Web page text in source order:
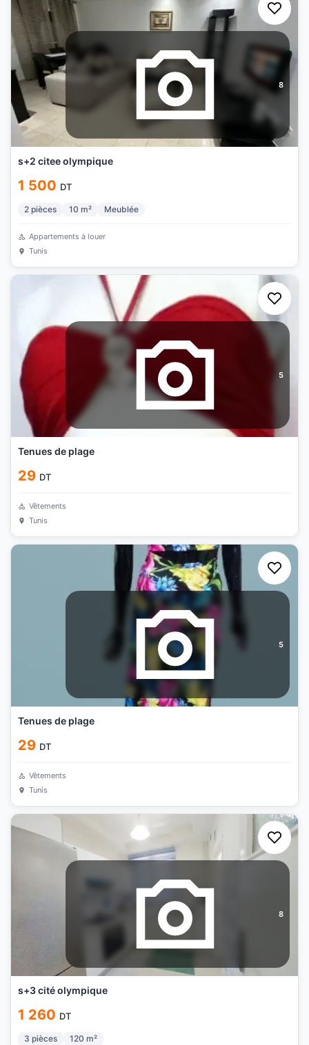
8
s+2 citee olympique
1 500 DT
2 pièces 10 m² Meublée
Appartements à louer
Tunis
5
Tenues de plage
29 DT
Vêtements
Tunis
5
Tenues de plage
29 DT
Vêtements
Tunis
8
s+3 cité olympique
1 260 DT
3 pièces 120 m²